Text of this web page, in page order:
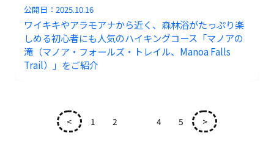
公開日：2025.10.16
ワイキキやアラモアナから近く、森林浴がたっぷり楽
しめる初心者にも人気のハイキングコース「マノアの
滝（マノア・フォールズ・トレイル、Manoa Falls
Trail）」をご紹介
< 1 2 4 5 >